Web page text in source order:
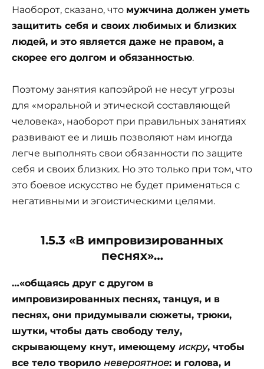
Наоборот, сказано, что мужчина должен уметь
защитить себя и своих любимых и близких
людей, и это является даже не правом, а
скорее его долгом и обязанностью.
Поэтому занятия капоэйрой не несут угрозы
для «моральной и этической составляющей
человека», наоборот при правильных занятиях
развивают ее и лишь позволяют нам иногда
легче выполнять свои обязанности по защите
себя и своих близких. Но это только при том, что
это боевое искусство не будет применяться с
негативными и эгоистическими целями.
1.5.3 «В импровизированных
песнях»…
…«общаясь друг с другом в
импровизированных песнях, танцуя, и в
песнях, они придумывали сюжеты, трюки,
шутки, чтобы дать свободу телу,
скрывающему кнут, имеющему искру, чтобы
все тело творило невероятное: и голова, и